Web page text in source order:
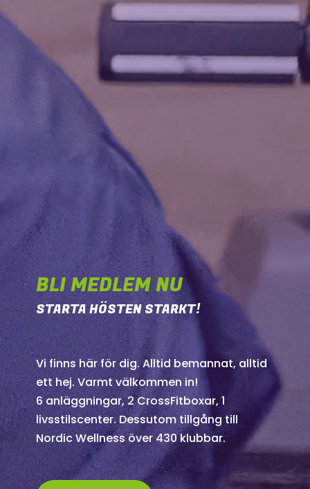
BLI MEDLEM NU
STARTA HÖSTEN STARKT!
Vi finns här för dig. Alltid bemannat, alltid
ett hej. Varmt välkommen in!
6 anläggningar, 2 CrossFitboxar, 1
livsstilscenter. Dessutom tillgång till
Nordic Wellness över 430 klubbar.